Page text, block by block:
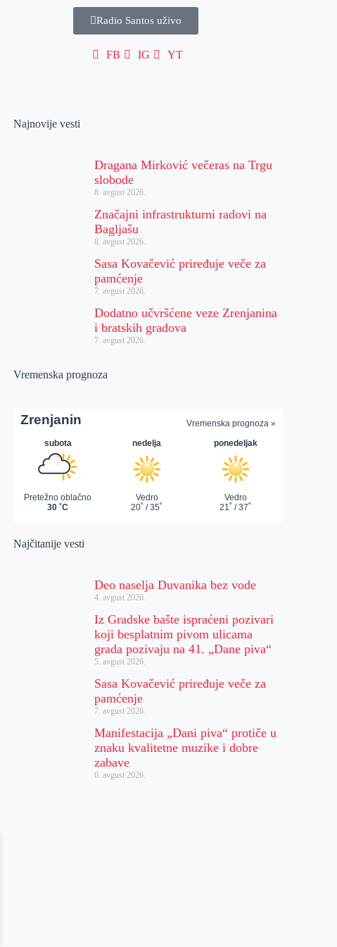
Radio Santos uživo
FB IG YT
Najnovije vesti
Dragana Mirković večeras na Trgu
slobode
8. avgust 2026.
Značajni infrastrukturni radovi na
Bagljašu
8. avgust 2026.
Sasa Kovačević priređuje veče za
pamćenje
7. avgust 2026.
Dodatno učvršćene veze Zrenjanina
i bratskih gradova
7. avgust 2026.
Vremenska prognoza
Najčitanije vesti
Deo naselja Duvanika bez vode
4. avgust 2026.
Iz Gradske bašte ispraćeni pozivari
koji besplatnim pivom ulicama
grada pozivaju na 41. „Dane piva“
5. avgust 2026.
Sasa Kovačević priređuje veče za
pamćenje
7. avgust 2026.
Manifestacija „Dani piva“ protiče u
znaku kvalitetne muzike i dobre
zabave
6. avgust 2026.